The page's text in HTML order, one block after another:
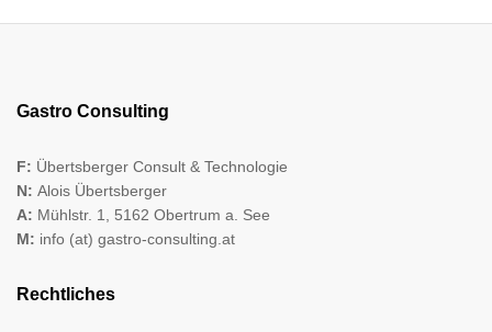
Gastro Consulting
F: Übertsberger Consult & Technologie
N: Alois Übertsberger
A: Mühlstr. 1, 5162 Obertrum a. See
M: info (at) gastro-consulting.at
Rechtliches